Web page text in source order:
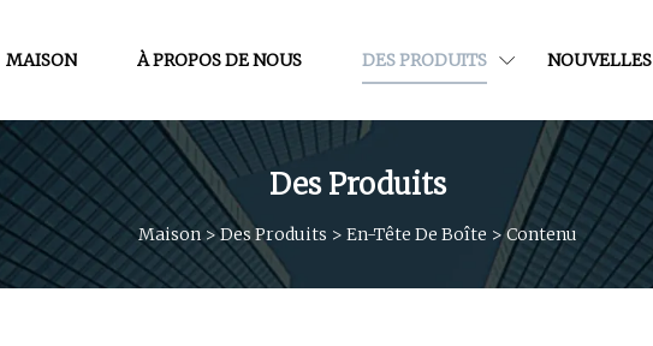
MAISON À PROPOS DE NOUS DES PRODUITS NOUVELLES
Des Produits
Maison >Des Produits > En-Tête De Boîte >Contenu